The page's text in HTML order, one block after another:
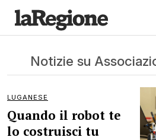
Notizie su
LUGANESE
Quando il robot te
lo costruisci tu